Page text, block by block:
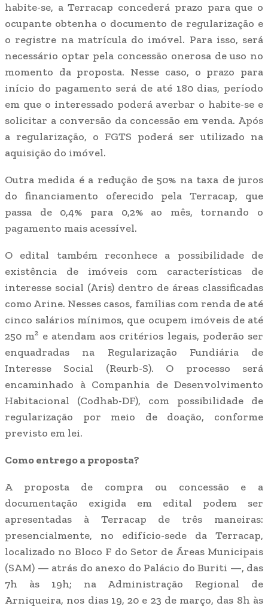
habite-se, a Terracap concederá prazo para que o
ocupante obtenha o documento de regularização e
o registre na matrícula do imóvel. Para isso, será
necessário optar pela concessão onerosa de uso no
momento da proposta. Nesse caso, o prazo para
início do pagamento será de até 180 dias, período
em que o interessado poderá averbar o habite-se e
solicitar a conversão da concessão em venda. Após
a regularização, o FGTS poderá ser utilizado na
aquisição do imóvel.
Outra medida é a redução de 50% na taxa de juros
do financiamento oferecido pela Terracap, que
passa de 0,4% para 0,2% ao mês, tornando o
pagamento mais acessível.
O edital também reconhece a possibilidade de
existência de imóveis com características de
interesse social (Aris) dentro de áreas classificadas
como Arine. Nesses casos, famílias com renda de até
cinco salários mínimos, que ocupem imóveis de até
250 m² e atendam aos critérios legais, poderão ser
enquadradas na Regularização Fundiária de
Interesse Social (Reurb-S). O processo será
encaminhado à Companhia de Desenvolvimento
Habitacional (Codhab-DF), com possibilidade de
regularização por meio de doação, conforme
previsto em lei.
Como entrego a proposta?
A proposta de compra ou concessão e a
documentação exigida em edital podem ser
apresentadas à Terracap de três maneiras:
presencialmente, no edifício-sede da Terracap,
localizado no Bloco F do Setor de Áreas Municipais
(SAM) — atrás do anexo do Palácio do Buriti —, das
7h às 19h; na Administração Regional de
Arniqueira, nos dias 19, 20 e 23 de março, das 8h às